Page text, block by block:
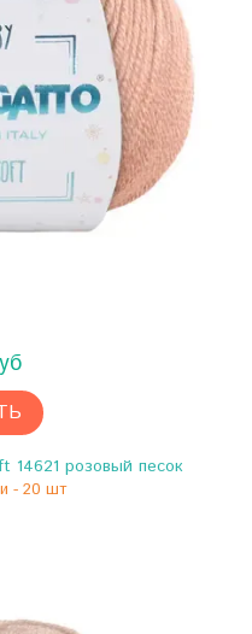
розовый песок
- 20 шт